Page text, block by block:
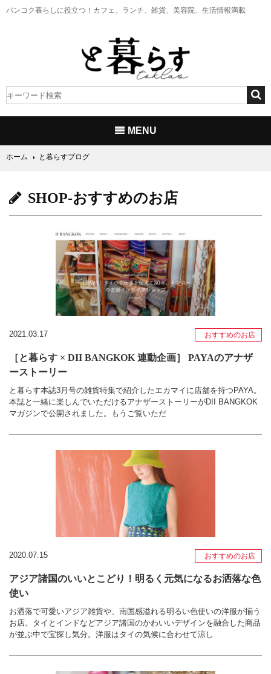
バンコク暮らしに役立つ！ カフェ、ランチ、雑貨、美容院、生活情報満載
MENU
ホーム と暮らすブログ
SHOP-おすすめのお店
2021.03.17 おすすめのお店
［と暮らす × DII BANGKOK 連動企画］ PAYAのアナザ
ーストーリー
と暮らす本誌3月号の雑貨特集で紹介したエカマイに店舗を持つPAYA。
本誌と一緒に楽しんでいただけるアナザーストーリーがDII BANGKOK
マガジンで公開されました。もうご覧いただ
2020.07.15 おすすめのお店
アジア諸国のいいとこどり！明るく元気になるお洒落な色
使い
お洒落で可愛いアジア雑貨や、南国感溢れる明るい色使いの洋服が揃う
お店。タイとインドなどアジア諸国のかわいいデザインを融合した商品
が並ぶ中で宝探し気分。洋服はタイの気候に合わせて涼し